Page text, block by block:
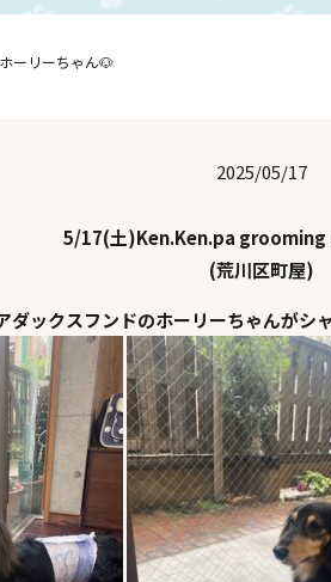
ホーリーちゃん🐶
2025/05/17
5/17(土)Ken.Ken.pa
(荒川区町屋)
ダックスフンドのホーリーちゃんがシ